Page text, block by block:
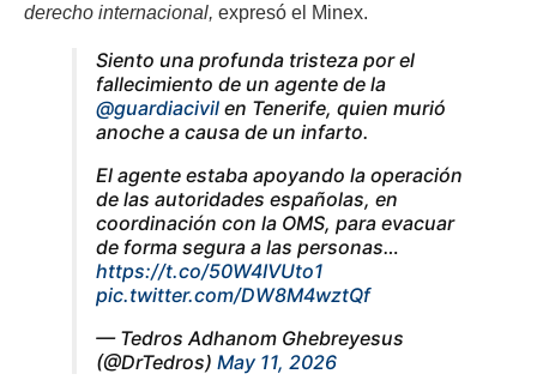
derecho internacional, expresó el Minex.
Siento una profunda tristeza por el
fallecimiento de un agente de la
@guardiacivil en Tenerife, quien murió
anoche a causa de un infarto.
El agente estaba apoyando la operación
de las autoridades españolas, en
coordinación con la OMS, para evacuar
de forma segura a las personas…
https://t.co/50W4IVUto1
pic.twitter.com/DW8M4wztQf
— Tedros Adhanom Ghebreyesus
(@DrTedros) May 11, 2026